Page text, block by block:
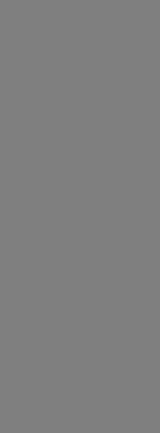
จ ลา ครีม ยูวี ฟองดาเมนเทล เอสพี